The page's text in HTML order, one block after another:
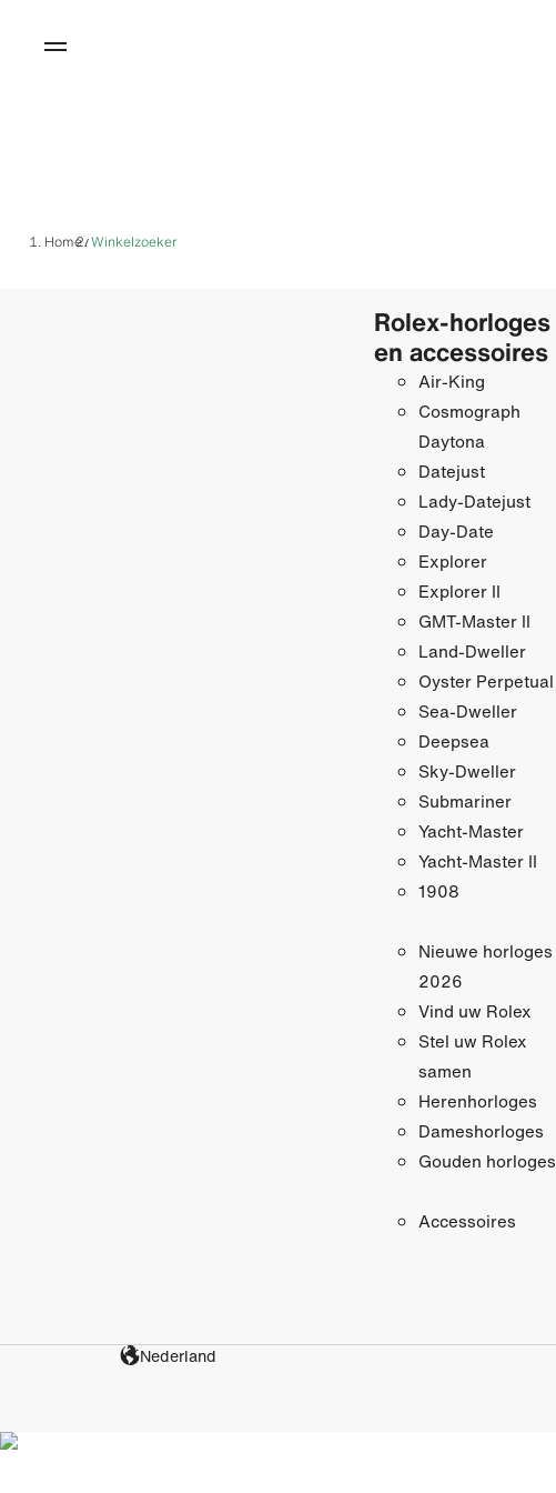
Home/Winkelzoeker
Rolex-horloges
en accessoires
Air-King
Cosmograph
Daytona
Datejust
Lady-Datejust
Day-Date
Explorer
Explorer II
GMT-Master II
Land-Dweller
Oyster Perpetual
Sea-Dweller
Deepsea
Sky-Dweller
Submariner
Yacht-Master
Yacht-Master II
1908
Nieuwe horloges
2026
Vind uw Rolex
Stel uw Rolex
samen
Herenhorloges
Dameshorloges
Gouden horloges
Accessoires
Nederland